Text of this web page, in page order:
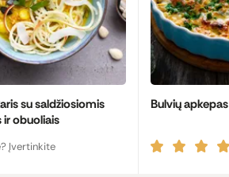
su saldžiosiomis
obuoliais
Įvertinkite
Bulvių apkepas